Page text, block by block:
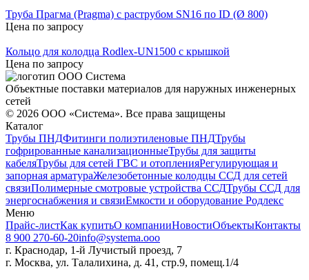
Труба Прагма (Pragma) с раструбом SN16 по ID (Ø 800)
Цена по запросу
Кольцо для колодца Rodlex-UN1500 с крышкой
Цена по запросу
Объектные поставки материалов для наружных инженерных
сетей
© 2026 ООО «Система». Все права защищены
Каталог
Трубы ПНДФитинги полиэтиленовые ПНДТрубы
гофрированные канализационныеТрубы для защиты
кабеляТрубы для сетей ГВС и отопленияРегулирующая и
запорная арматураЖелезобетонные колодцы ССД для сетей
связиПолимерные смотровые устройства ССДТрубы ССД для
энергоснабжения и связиЕмкости и оборудование Родлекс
Меню
Прайс-листКак купитьО компанииНовостиОбъектыКонтакты
8 900 270-60-20info@systema.ooo
г. Краснодар, 1-й Лучистый проезд, 7
г. Москва, ул. Талалихина, д. 41, стр.9, помещ.1/4